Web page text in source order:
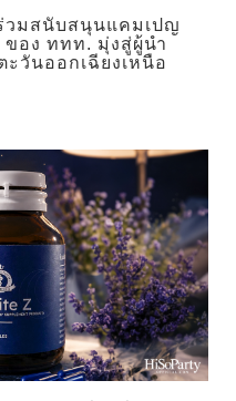
วมสนับสนุนแคมเปญ
ของ ททท. มุ่งสู่ผู้นำ
วันออกเฉียงเหนือ